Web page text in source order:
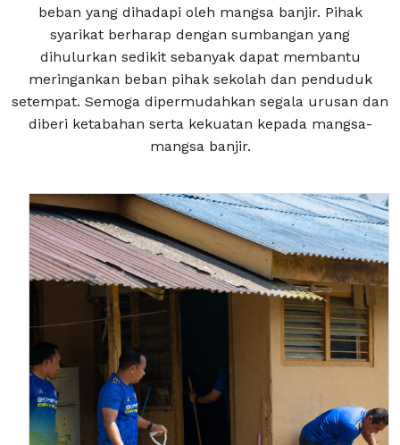
beban yang dihadapi oleh mangsa banjir. Pihak
syarikat berharap dengan sumbangan yang
dihulurkan sedikit sebanyak dapat membantu
meringankan beban pihak sekolah dan penduduk
setempat. Semoga dipermudahkan segala urusan dan
diberi ketabahan serta kekuatan kepada mangsa-
mangsa banjir.